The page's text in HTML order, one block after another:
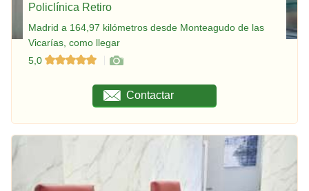
Policlínica Retiro
Madrid a 164,97 kilómetros desde Monteagudo de las
Vicarías, como llegar
5,0
Contactar